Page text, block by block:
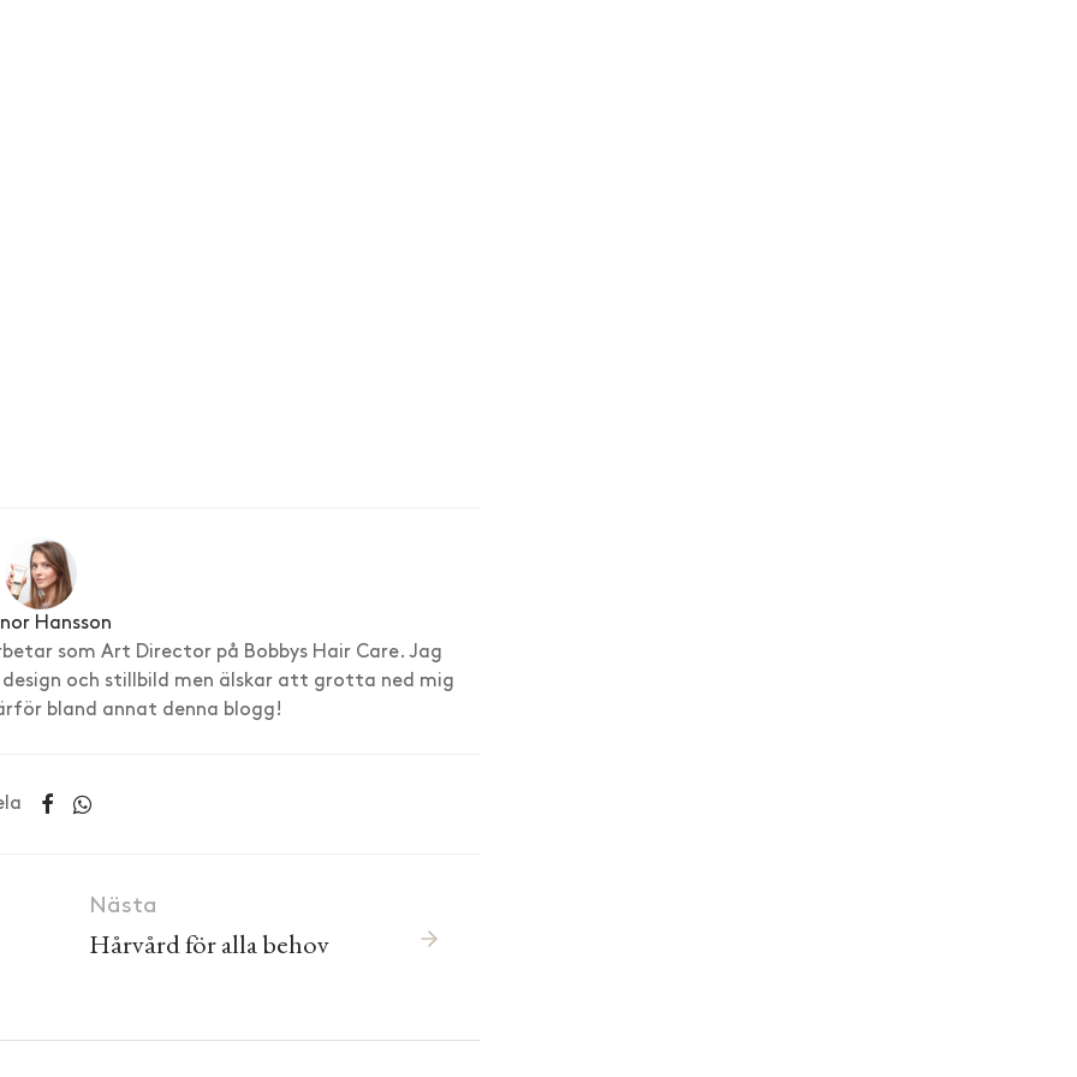
Hansson
som Art Director på Bobbys Hair Care. Jag
och stillbild men älskar att grotta ned mig
bland annat denna blogg!
Nästa
Hårvård för alla behov